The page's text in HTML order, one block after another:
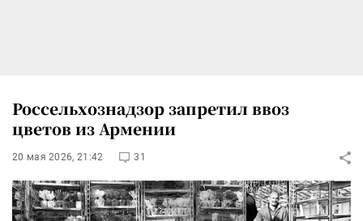
Россельхознадзор запретил ввоз
цветов из Армении
20 мая 2026, 21:42 31